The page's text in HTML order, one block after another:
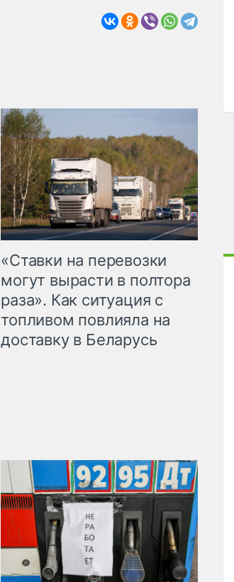
«Ставки на перевозки
могут вырасти в полтора
раза». Как ситуация с
топливом повлияла на
доставку в Беларусь